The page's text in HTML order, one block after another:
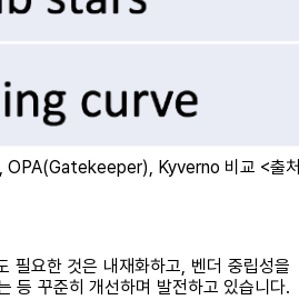
, OPA(Gatekeeper), Kyverno 비교 <출
필요한 것은 내재화하고, 벤더 중립성을
등 꾸준히 개선하며 발전하고 있습니다.